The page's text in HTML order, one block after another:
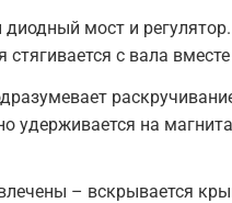
мост и
стягивается с вала
удерживается на
– вскрывается